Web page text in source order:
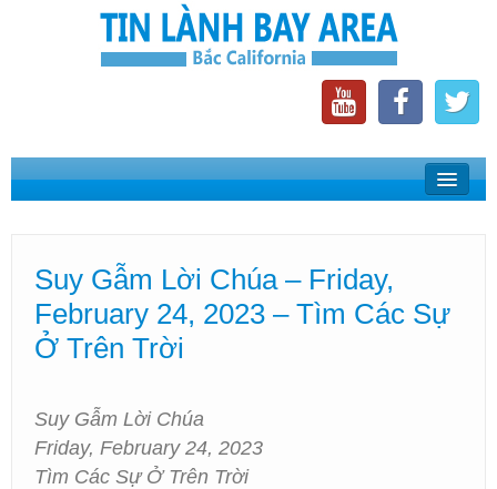
Home
Phát Thanh Tin Lành Bay Area
Các Hội Thánh Bắc California
Suy Gẫm Lời Chúa – Friday,
February 24, 2023 – Tìm Các Sự
Ở Trên Trời
Suy Gẫm Lời Chúa
Friday, February 24, 2023
Tìm Các Sự Ở Trên Trời